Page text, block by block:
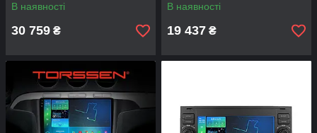
В наявності
30 759 ₴
В наявності
19 437 ₴